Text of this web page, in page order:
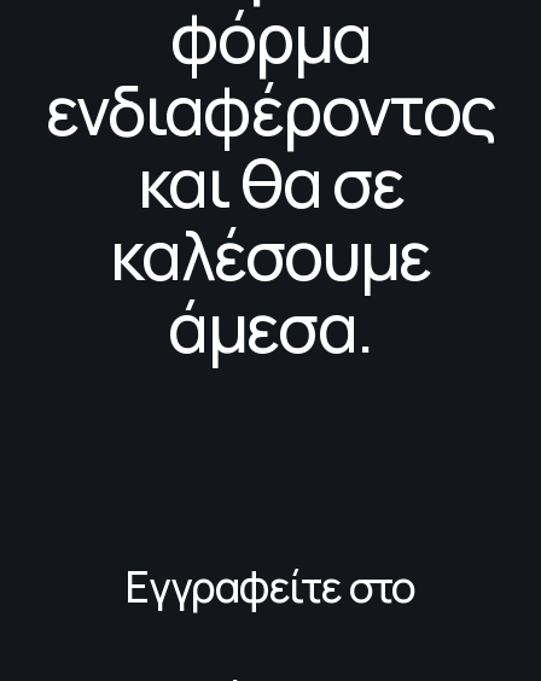
φόρμα
ενδιαφέροντος
και θα σε
καλέσουμε
άμεσα.
Εγγραφείτε στο